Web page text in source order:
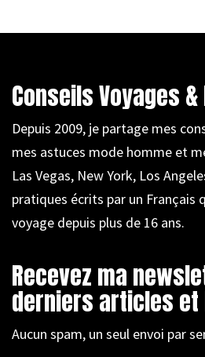
Conseils Voyages
Depuis 2009, je partage mes
mes astuces mode homme et
Las Vegas, New York, Los
pratiques écrits par un Français
voyage depuis plus de 16 ans.
Recevez ma
derniers articles
Aucun spam, un seul envoi par